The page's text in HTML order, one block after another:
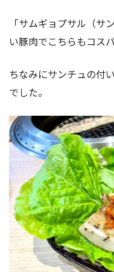
「サムギョプサル（サ
い豚肉でこちらもコス
ちなみにサンチュの付
でした。